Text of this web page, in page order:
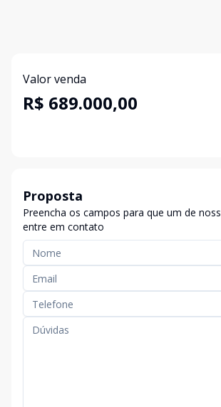
Valor venda
R$ 689.000,00
Proposta
Preencha os campos para que um de
entre em contato